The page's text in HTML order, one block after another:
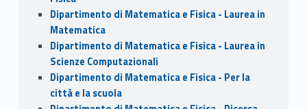
Dipartimento di Matematica e Fisica - Laurea in
Matematica
Dipartimento di Matematica e Fisica - Laurea in
Scienze Computazionali
Dipartimento di Matematica e Fisica - Per la
città e la scuola